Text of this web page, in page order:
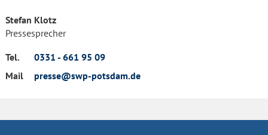
Stefan Klotz
Pressesprecher
Tel.
0331 - 661 95 09
Mail
presse@swp-potsdam.de